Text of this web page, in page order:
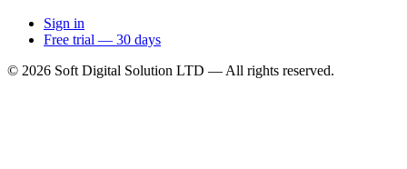
Sign in
Free trial — 30 days
© 2026 Soft Digital Solution LTD — All rights reserved.